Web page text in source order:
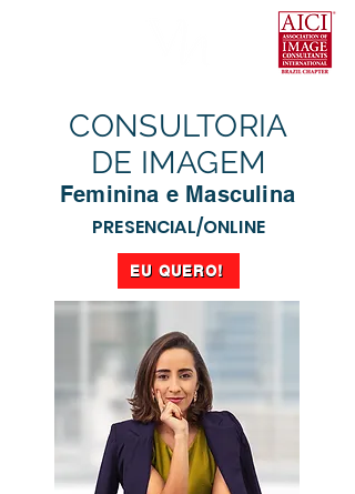
CONSULTORIA
DE IMAGEM
Feminina e Masculina
PRESENCIAL/ONLINE
EU QUERO!